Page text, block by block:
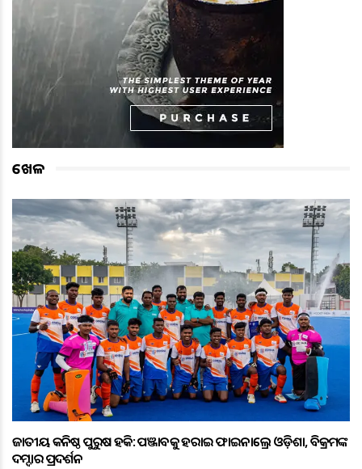
ଖେଳ
ଜାତୀୟ କନିଷ୍ଠ ପୁରୁଷ ହକି: ପଞ୍ଜାବକୁ ହରାଇ ଫାଇନାଲ୍ରେ ଓଡ଼ିଶା, ବିକ୍ରମଙ୍କ
ଦମ୍ଦାର ପ୍ରଦର୍ଶନ